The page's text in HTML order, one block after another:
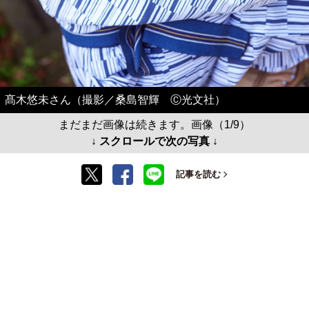
髙木悠未さん（撮影／桑島智輝 Ⓒ光文社）
まだまだ画像は続きます。画像（1/9）
↓ スクロールで次の写真 ↓
記事を読む